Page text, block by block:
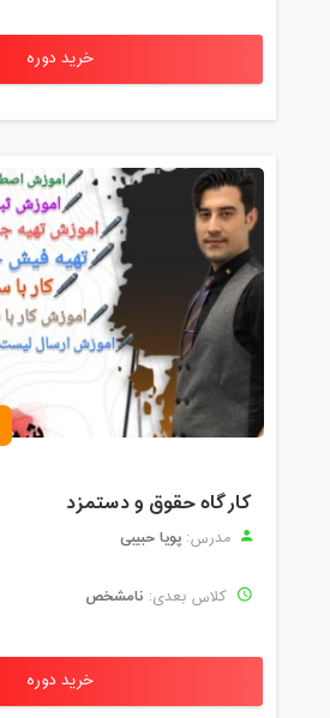
خرید دوره
کارگاه حقوق و دستمزد
مدرس: پویا حبیبی
کلاس بعدی: نامشخص
خرید دوره